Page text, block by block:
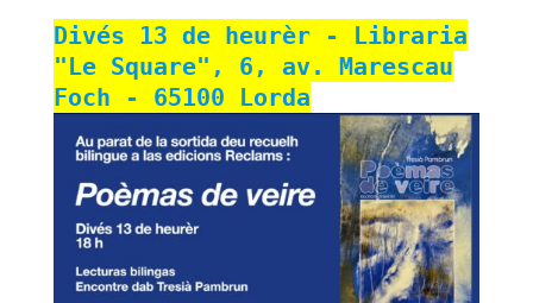
Divés 13 de heurèr - Libraria
"Le Square", 6, av. Marescau
Foch - 65100 Lorda